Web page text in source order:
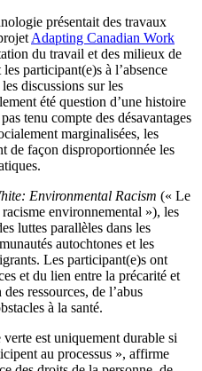
présentait des travaux
Adapting Canadian Work
du travail et des milieux de
participant(e)s à l’absence
discussions sur les
été question d’une histoire
tenu compte des désavantages
marginalisées, les
de façon disproportionnée les
Environmental Racism (« Le
environnemental »), les
luttes parallèles dans les
autochtones et les
Les participant(e)s ont
et du lien entre la précarité et
ressources, de l’abus
à la santé.
est uniquement durable si
au processus », affirme